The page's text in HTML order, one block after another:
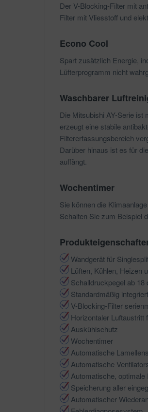
Der V-Blocking-Filter mit
Filter mit Vliesstoff und
Econo Cool
Spart zusätzlich Energie,
Lüfterprogramm nicht
Waschbarer
Die Mitsubishi AY-Serie ist
erzeugt eine stabile
Filtererfassungsbereich
Darüber hinaus ist es für
auffängt.
Wochentimer
Sie können die
Schalten Sie zum Beispiel
Wandgerät für
Lüften, Kühlen, Heizen
Schalldruckpegel ab 18
Standardmäßig
V-Blocking-Filter
Horizontaler Luftaustritt
Auskühlschutz
Wochentimer
Automatische
Automatische
Automatische, optimale
Speicherung aller
Automatischer